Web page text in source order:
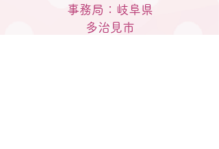
事務局：岐阜県
​多治見市